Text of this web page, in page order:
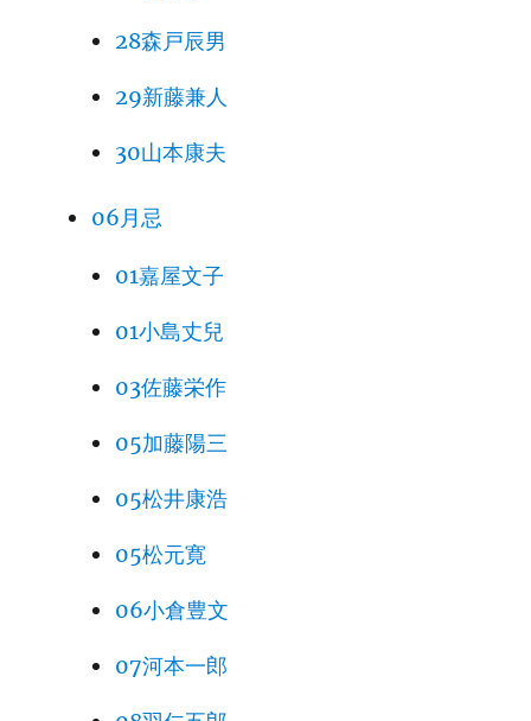
28森戸辰男
29新藤兼人
30山本康夫
06月忌
01嘉屋文子
01小島丈兒
03佐藤栄作
05加藤陽三
05松井康浩
05松元寛
06小倉豊文
07河本一郎